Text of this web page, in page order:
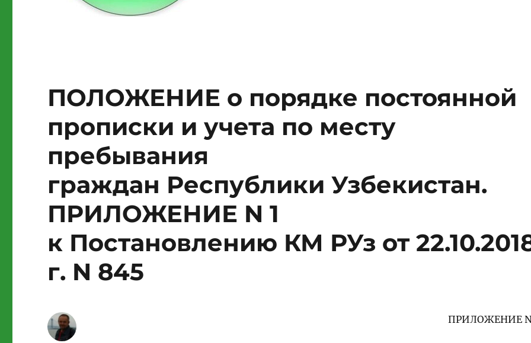
ПОЛОЖЕНИЕ о порядке постоянной
прописки и учета по месту
пребывания
граждан Республики Узбекистан.
ПРИЛОЖЕНИЕ N 1
к Постановлению КМ РУз от
г. N 845
ПРИЛОЖЕНИЕ N